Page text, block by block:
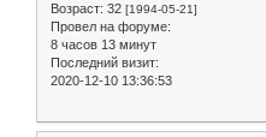
Возраст: 32 [1994-05-21]
Провел на форуме:
8 часов 13 минут
Последний визит:
2020-12-10 13:36:53